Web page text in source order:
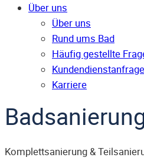
Über uns
Über uns
Rund ums Bad
Häufig gestellte
Kunden­dienst­anfrage
Karriere
Komplettsanierung &